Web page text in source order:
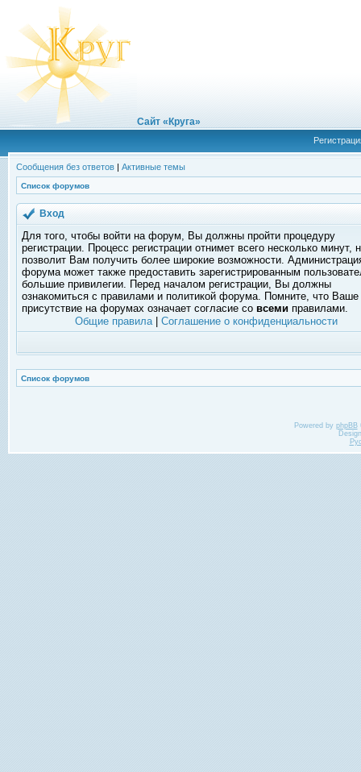
Сайт «Круга»
Сообщения без ответов | Активные темы
Список форумов
Вход
Для того, чтобы войти на форум, Вы должны пройти процедуру
регистрации. Процесс регистрации отнимет всего несколько минут,
позволит Вам получить более широкие возможности.
форума может также предоставить зарегистрированным
большие привилегии. Перед началом регистрации, Вы должны
ознакомиться с правилами и политикой форума. Помните, что Ваше
присутствие на форумах означает согласие со всеми правилами.
Общие правила| Соглашение о конфиденциальности
Список форумов
Powered by phpBB